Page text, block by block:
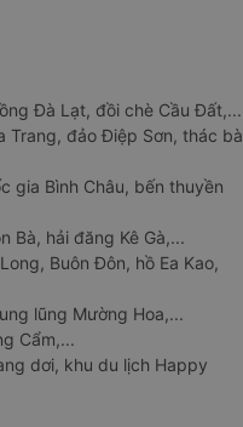
Đà Lạt, đồi chè Cầu Đất,...
Trang, đảo Điệp Sơn, thác bà
gia Bình Châu, bến thuyền
Bà, hải đăng Kê Gà,...
Buôn Đôn, hồ Ea Kao,
lũng Mường Hoa,...
Cẩm,...
dơi, khu du lịch Happy